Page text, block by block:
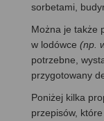
sorbetami,
Można je także
w lodówce (np.
potrzebne,
przygotowany
Poniżej kilka
przepisów,